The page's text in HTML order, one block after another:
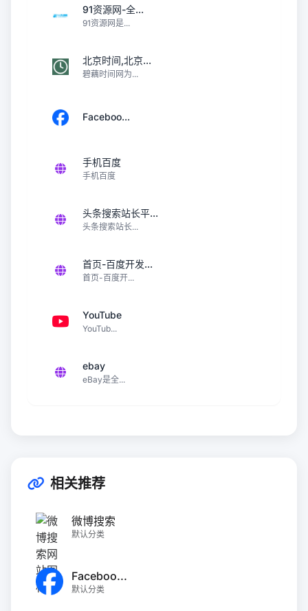
91资源网-全...
91资源网是...
北京时间,北京...
碧藕时间网为...
Faceboo...
手机百度
手机百度
头条搜索站长平...
头条搜索站长...
首页-百度开发...
首页-百度开...
YouTube
YouTub...
ebay
eBay是全...
相关推荐
微博搜索
默认分类
Faceboo...
默认分类